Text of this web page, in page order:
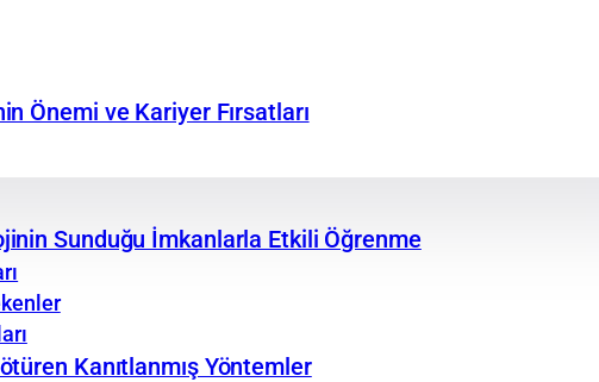
Önemi ve Kariyer Fırsatları
Sunduğu İmkanlarla Etkili Öğrenme
Kanıtlanmış Yöntemler